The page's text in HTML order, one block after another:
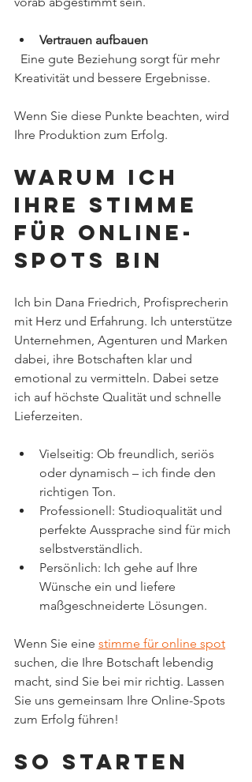
Vertrauen aufbauen
Kreativität und bessere Ergebnisse.
Wenn Sie diese Punkte beachten, wird
Ihre Produktion zum Erfolg.
Warum ich
Ihre Stimme
für Online-
Spots bin
Ich bin Dana Friedrich, Profisprecherin
mit Herz und Erfahrung. Ich unterstütze
Unternehmen, Agenturen und Marken
dabei, ihre Botschaften klar und
emotional zu vermitteln. Dabei setze
ich auf höchste Qualität und schnelle
Lieferzeiten.
Vielseitig: Ob freundlich, seriös
oder dynamisch – ich finde den
richtigen Ton.
Professionell: Studioqualität und
perfekte Aussprache sind für mich
selbstverständlich.
Persönlich: Ich gehe auf Ihre
Wünsche ein und liefere
maßgeschneiderte Lösungen.
Wenn Sie eine stimme für online spot
suchen, die Ihre Botschaft lebendig
macht, sind Sie bei mir richtig. Lassen
Sie uns gemeinsam Ihre Online-Spots
zum Erfolg führen!
So starten